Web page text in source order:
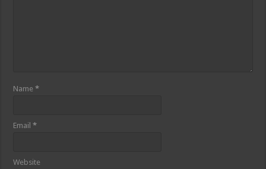
Name*
Email*
Website